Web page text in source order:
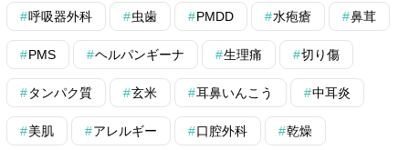
呼吸器外科 虫歯 PMDD 水疱瘡 鼻茸
PMS ヘルパンギーナ 生理痛 切り傷
タンパク質 玄米 耳鼻いんこう 中耳炎
美肌 アレルギー 口腔外科 乾燥